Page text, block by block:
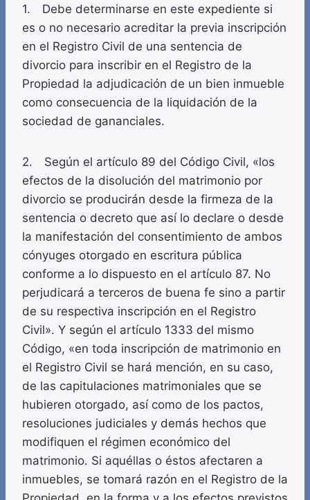
1. Debe determinarse en este expediente si
es o no necesario acreditar la previa inscripción
en el Registro Civil de una sentencia de
divorcio para inscribir en el Registro de la
Propiedad la adjudicación de un bien inmueble
como consecuencia de la liquidación de la
sociedad de gananciales.
2. Según el artículo 89 del Código Civil, «los
efectos de la disolución del matrimonio por
divorcio se producirán desde la firmeza de la
sentencia o decreto que así lo declare o desde
la manifestación del consentimiento de ambos
cónyuges otorgado en escritura pública
conforme a lo dispuesto en el artículo 87. No
perjudicará a terceros de buena fe sino a partir
de su respectiva inscripción en el Registro
Civil». Y según el artículo 1333 del mismo
Código, «en toda inscripción de matrimonio en
el Registro Civil se hará mención, en su caso,
de las capitulaciones matrimoniales que se
hubieren otorgado, así como de los pactos,
resoluciones judiciales y demás hechos que
modifiquen el régimen económico del
matrimonio. Si aquéllas o éstos afectaren a
inmuebles, se tomará razón en el Registro de la